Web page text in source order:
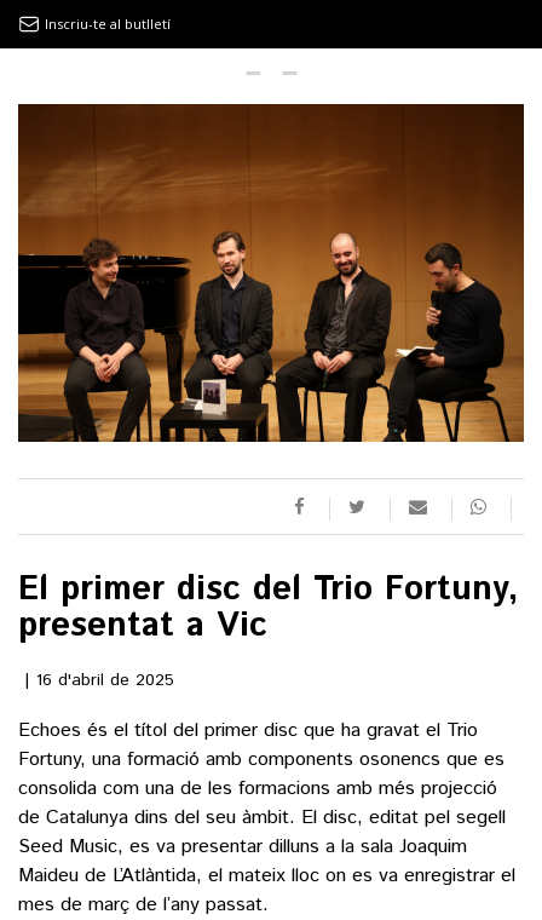
EL CLÀSSIC | ALBERT PLA
“LA VIDA ÉS COM LA MAR: SEMPRE BUSCA L’EQUILIBRI”
NOVETATS DISCOGRÀFIQUES
EL CLÀSSIC | ELS 3 TAMBORS
TEMÀTIQUES
()
POLÍTICA
SOCIETAT
ECONOMIA
VEURE TOTES
FUTBOL
HOQUEI PATINS
MOTOR
CULTURA
ARTS ESCÈNIQUES
CULTURA POPULAR
SUPLEMENTS
Inscriu-te al butlletí
El primer disc del Trio Fortuny,
presentat a Vic
16 d'abril de 2025
Echoes és el títol del primer disc que ha gravat el Trio
Fortuny, una formació amb components osonencs que es
consolida com una de les formacions amb més projecció
de Catalunya dins del seu àmbit. El disc, editat pel segell
Seed Music, es va presentar dilluns a la sala Joaquim
Maideu de L’Atlàntida, el mateix lloc on es va enregistrar el
mes de març de l’any passat.